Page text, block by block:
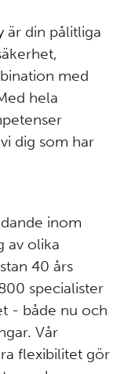
är din pålitliga
med
hela
dig som har
inom
av olika
40 års
specialister
- både nu och
Vår
flexibilitet gör